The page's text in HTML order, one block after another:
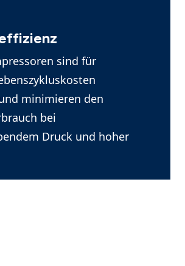
sind für
minimieren den
bei
Druck und hoher